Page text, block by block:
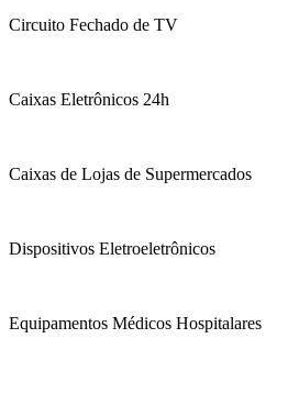
Circuito Fechado de TV
Caixas Eletrônicos 24h
Caixas de Lojas de Supermercados
Dispositivos Eletroeletrônicos
Equipamentos Médicos Hospitalares